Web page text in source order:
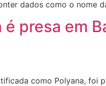
dados como o nome
é presa em
como Polyana, foi